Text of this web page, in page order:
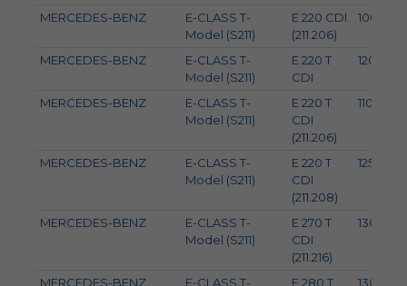
MERCEDES-BENZ
E-CLASS T-
Model (S211)
E 220 CDI
(211.206)
100
MERCEDES-BENZ
E-CLASS T-
Model (S211)
E 220 T
CDI
120
MERCEDES-BENZ
E-CLASS T-
Model (S211)
E 220 T
CDI
(211.206)
110
MERCEDES-BENZ
E-CLASS T-
Model (S211)
E 220 T
CDI
(211.208)
125
MERCEDES-BENZ
E-CLASS T-
Model (S211)
E 270 T
CDI
(211.216)
130
MERCEDES-BENZ
E-CLASS T-
E 280 T
130